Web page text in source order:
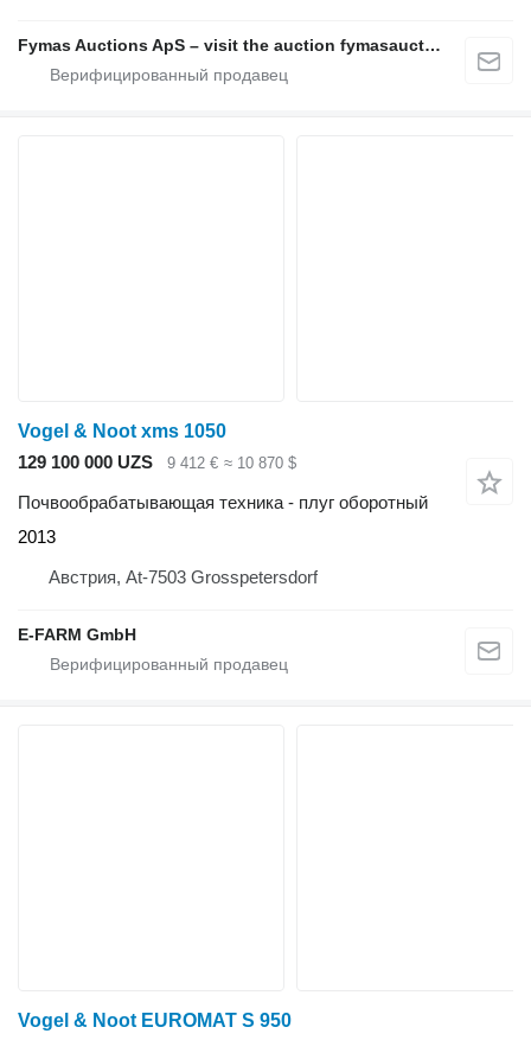
Fymas Auctions ApS – visit the auction fymasauctions.dk
Vogel & Noot xms 1050
129 100 000 UZS
9 412 € ≈ 10 870 $
Почвообрабатывающая техника - плуг оборотный
2013
Австрия, At-7503 Grosspetersdorf
E-FARM GmbH
Vogel & Noot EUROMAT S 950